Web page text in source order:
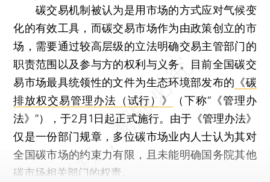
碳交易机制被认为是用市场的方式应对气候变
化的有效工具，而碳交易市场作为由政策创立的市
场，需要通过较高层级的立法明确交易主管部门的
职责范围以及参与方的权利与义务。目前全国碳交
易市场最具统领性的文件为生态环境部发布的 《碳
排放权交易管理办法（试行）》
（下称“《管理办
法》”），于2月1日起正式施行。由于《管理办法》
仅是一份部门规章，多位碳市场业内人士认为其对
全国碳市场的约束力有限，且未能明确国务院其他
碳市场相关部门的权责。